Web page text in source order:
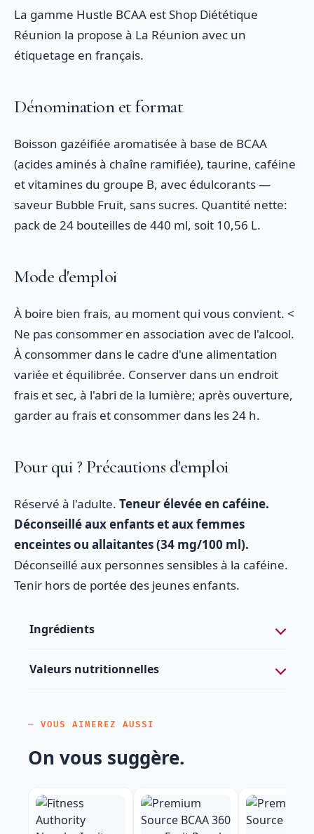
La gamme Hustle BCAA est Shop Diététique
Réunion la propose à La Réunion avec un
étiquetage en français.
Dénomination et format
Boisson gazéifiée aromatisée à base de BCAA
(acides aminés à chaîne ramifiée), taurine, caféine
et vitamines du groupe B, avec édulcorants —
saveur Bubble Fruit, sans sucres. Quantité nette:
pack de 24 bouteilles de 440 ml, soit 10,56 L.
Mode d'emploi
À boire bien frais, au moment qui vous convient. <
Ne pas consommer en association avec de l'alcool.
À consommer dans le cadre d'une alimentation
variée et équilibrée. Conserver dans un endroit
frais et sec, à l'abri de la lumière; après ouverture,
garder au frais et consommer dans les 24 h.
Pour qui ? Précautions d'emploi
Réservé à l'adulte. Teneur élevée en caféine.
Déconseillé aux enfants et aux femmes
enceintes ou allaitantes (34 mg/100 ml).
Déconseillé aux personnes sensibles à la caféine.
Tenir hors de portée des jeunes enfants.
Ingrédients
Valeurs nutritionnelles
— VOUS AIMEREZ AUSSI
On vous suggère.